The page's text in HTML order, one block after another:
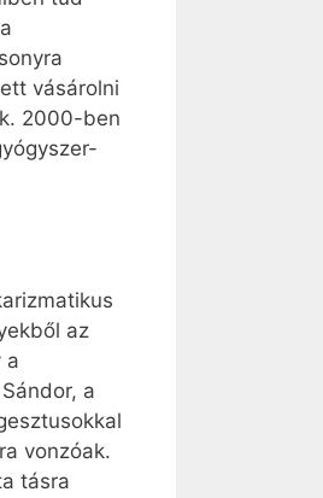
vásárolni
2000-ben
az
a
a
vonzóak.
tásra